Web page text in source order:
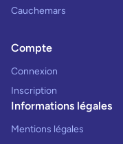
Cauchemars
Compte
Connexion
Inscription
Informations légales
Mentions légales